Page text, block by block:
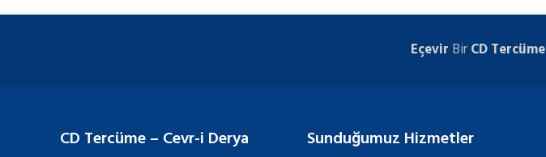
Eçevir BirCD Tercüme
CD Tercüme – Cevr-i Derya Sunduğumuz Hizmetler